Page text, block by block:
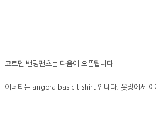
고르덴 밴딩팬츠는 다음에 오픈됩니다.
이너티는 angora basic t-shirt 입니다. 옷장에서 이